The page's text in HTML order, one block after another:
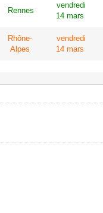
Rennes
vendredi
14 mars
Rhône-
Alpes
vendredi
14 mars